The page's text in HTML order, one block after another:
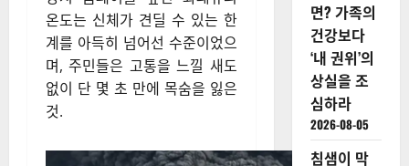
온도는 신체가 견딜 수 있는 한
계를 아득히 넘어선 수준이었으
며, 주민들은 고통을 느낄 새도
없이 단 몇 초 만에 목숨을 잃은
것.
면? 가족의
건강보다
‘내 권위’의
상실을 조
심하라
2026-08-05
침샘이 막